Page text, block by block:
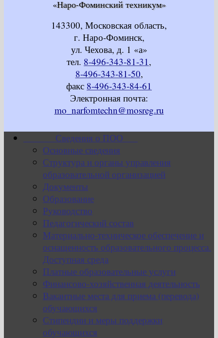
«Наро-Фоминский техникум»
143300, Московская область,
г. Наро-Фоминск,
ул. Чехова, д. 1 «а»
тел. 8-496-343-81-31 ,
8-496-343-81-50,
факс 8-496-343-84-61
Электронная почта:
mo_narfomtechn@mosreg.ru
Сведения о ПОО
Основные сведения
Структура и органы управления
образовательной организацией
Документы
Образование
Руководство
Педагогический состав
Материально-техническое обеспечение и
оснащенность образовательного процесса.
Доступная среда
Платные образовательные услуги
Финансово-хозяйственная деятельность
Вакантные места для приема (перевода)
обучающихся
Стипендии и меры поддержки
обучающихся